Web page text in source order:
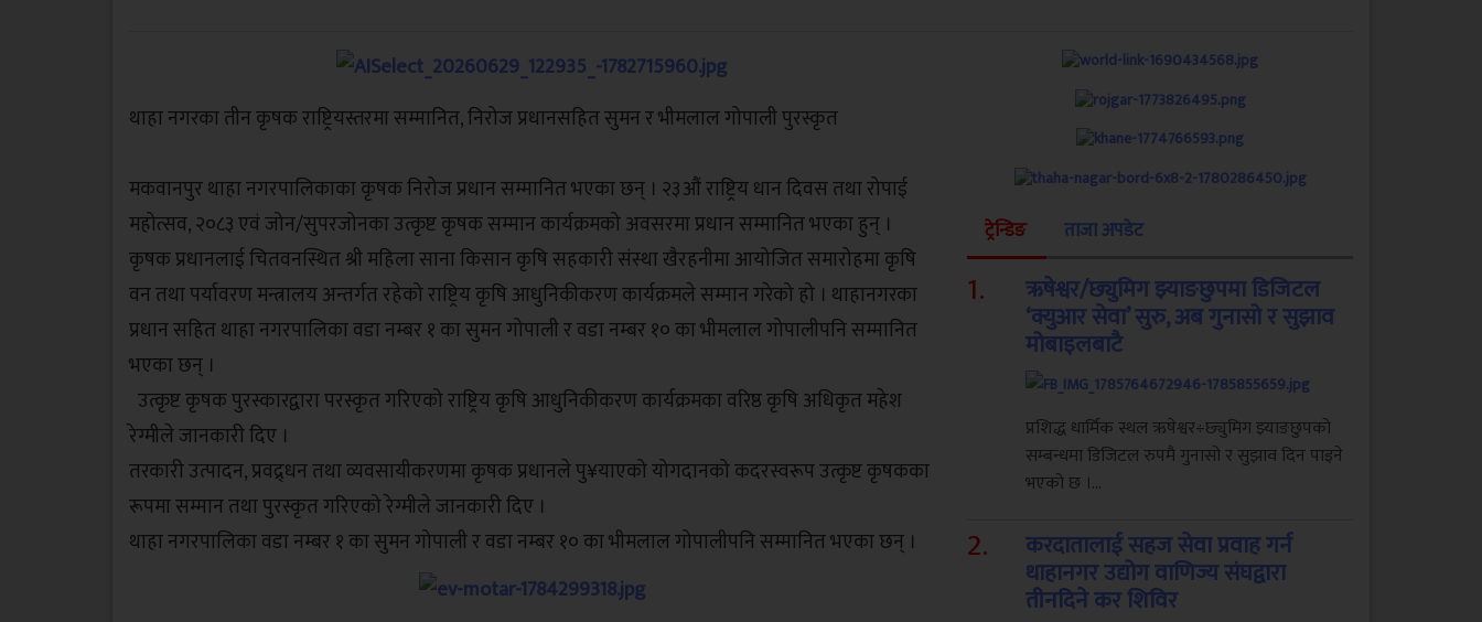
थाहा नगरका तीन कृषक राष्ट्रियस्तरमा सम्मानित, निरोज प्रधानसहित सुमन र भीमलाल गोपाली पुरस्कृत
मकवानपुर थाहा नगरपालिकाका कृषक निरोज प्रधान सम्मानित भएका छन् । २३औं राष्ट्रिय धान दिवस तथा रोपाई
महोत्सव, २०८३ एवं जोन/सुपरजोनका उत्कृष्ट कृषक सम्मान कार्यक्रमको अवसरमा प्रधान सम्मानित भएका हुन् ।
कृषक प्रधानलाई चितवनस्थित श्री महिला साना किसान कृषि सहकारी संस्था खैरहनीमा आयोजित समारोहमा कृषि
वन तथा पर्यावरण मन्त्रालय अन्तर्गत रहेको राष्ट्रिय कृषि आधुनिकीकरण कार्यक्रमले सम्मान गरेको हो । थाहानगरका
प्रधान सहित थाहा नगरपालिका वडा नम्बर १ का सुमन गोपाली र वडा नम्बर १० का भीमलाल गोपालीपनि सम्मानित
भएका छन् ।
उत्कृष्ट कृषक पुरस्कारद्वारा परस्कृत गरिएको राष्ट्रिय कृषि आधुनिकीकरण कार्यक्रमका वरिष्ठ कृषि अधिकृत महेश
रेग्मीले जानकारी दिए ।
तरकारी उत्पादन, प्रवद्र्धन तथा व्यवसायीकरणमा कृषक प्रधानले पु¥याएको योगदानको कदरस्वरूप उत्कृष्ट कृषकका
रूपमा सम्मान तथा पुरस्कृत गरिएको रेग्मीले जानकारी दिए ।
थाहा नगरपालिका वडा नम्बर १ का सुमन गोपाली र वडा नम्बर १० का भीमलाल गोपालीपनि सम्मानित भएका छन् ।
ट्रेन्डिङ ताजा अपडेट
1. ऋषेश्वर/छ्युमिग झ्याङछुपमा डिजिटल
‘क्युआर सेवा’ सुरु, अब गुनासो र सुझाव
मोबाइलबाटै
प्रशिद्ध धार्मिक स्थल ऋषेश्वर÷छ्युमिग झ्याङछुपको
सम्बन्धमा डिजिटल रुपमै गुनासो र सुझाव दिन पाइने
भएको छ ।...
2. करदातालाई सहज सेवा प्रवाह गर्न
थाहानगर उद्योग वाणिज्य संघद्वारा
तीनदिने कर शिविर